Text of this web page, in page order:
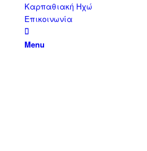
Καρπαθιακή Ηχώ
Επικοινωνία
Menu